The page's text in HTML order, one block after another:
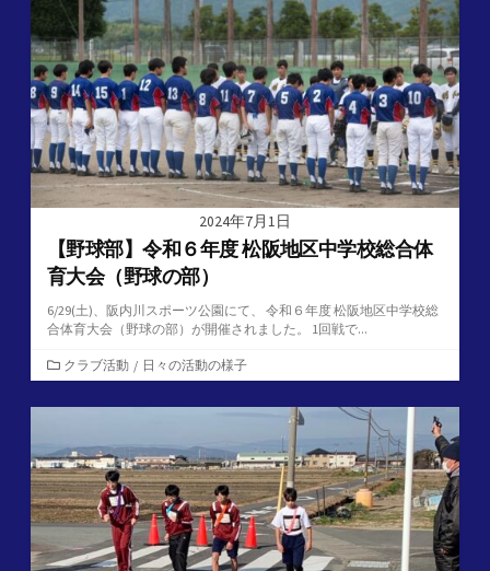
リ
ー
2024年7月1日
【野球部】令和６年度 松阪地区中学校総合体
育大会（野球の部）
6/29(土)、阪内川スポーツ公園にて、 令和６年度 松阪地区中学校総
合体育大会（野球の部）が開催されました。 1回戦で...
カ
テ
ゴ
ー
クラブ活動 / 日々の活動の様子